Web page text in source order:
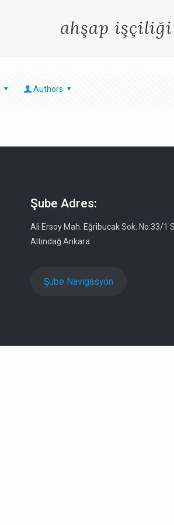
ahşap işçiliği
Authors
Şube Adres:
Ali Ersoy Mah. Eğribucak Sok. No:33/1
Altındağ Ankara
Şube Navigasyon